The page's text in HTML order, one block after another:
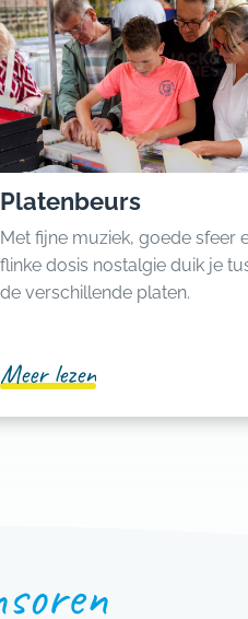
Platenbeurs
Met fijne muziek, goede sfeer
flinke dosis nostalgie duik je
de verschillende platen.
Meer lezen